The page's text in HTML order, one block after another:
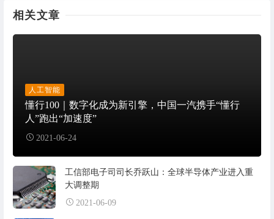
相关文章
人工智能
懂行100｜数字化成为新引擎，中国一汽携手“懂行
人”跑出“加速度”
2021-06-24
工信部电子司司长乔跃山：全球半导体产业进入重
大调整期
2021-06-09